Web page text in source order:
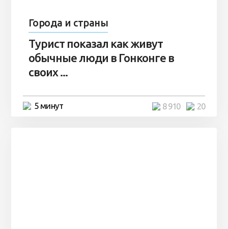
Города и страны
Турист показал как живут
обычные люди в Гонконге в
своих ...
5 минут 20
8 910